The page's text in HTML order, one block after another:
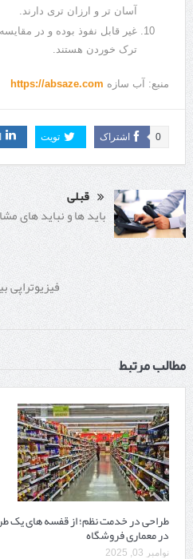
آسان تر و ارزان تری دارند.
غیر قابل نفوذ بوده و در
ترک خوردن هستند.
منبع: آب سازه https://absaze.com
اشتراک 0 تویت
قبلی
باید ها و نباید های
فیزیوتراپی
مطالب مرتبط
طراحی در خدمت نظم؛ از قفسه ‌های یک‌
در معماری فروشگاه
نوامبر 03, 2025